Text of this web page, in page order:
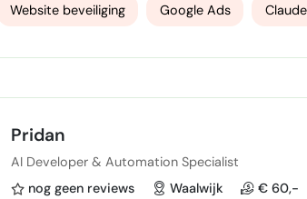
Website beveiliging Google Ads
Pridan
AI Developer & Automation Specialist
nog geen reviews
Waalwijk € 60,-